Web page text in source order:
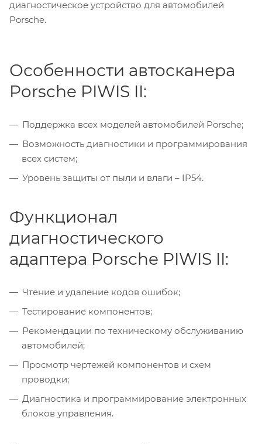
диагностическое устройство для автомобилей
Porsche.
Особенности автосканера
Porsche PIWIS II:
Поддержка всех моделей автомобилей Porsche;
Возможность диагностики и программирования
всех систем;
Уровень защиты от пыли и влаги – IP54.
Функционал
диагностического
адаптера Porsche PIWIS II:
Чтение и удаление кодов ошибок;
Тестирование компонентов;
Рекомендации по техническому обслуживанию
автомобилей;
Просмотр чертежей компонентов и схем
проводки;
Диагностика и программирование электронных
блоков управления.